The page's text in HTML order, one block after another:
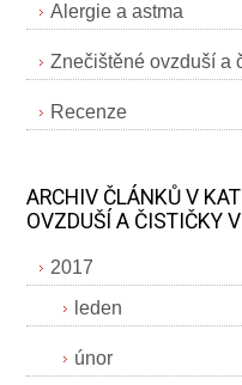
Alergie a astma
Znečištěné ovzduší a
Recenze
ARCHIV ČLÁNKŮ V
OVZDUŠÍ A ČISTIČKY
2017
leden
únor